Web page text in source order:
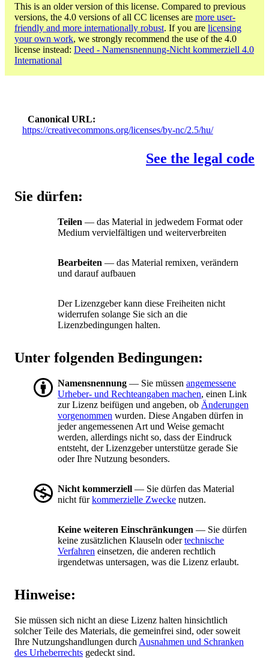
This is an older version of this license. Compared to previous
versions, the 4.0 versions of all CC licenses are more user-
friendly and more internationally robust. If you are licensing
your own work, we strongly recommend the use of the 4.0
license instead: Deed - Namensnennung-Nicht kommerziell 4.0
International
Canonical URL
https://creativecommons.org/licenses/by-nc/2.5/hu/
See the legal code
Sie dürfen:
Teilen — das Material in jedwedem Format oder
Medium vervielfältigen und weiterverbreiten
Bearbeiten — das Material remixen, verändern
und darauf aufbauen
Der Lizenzgeber kann diese Freiheiten nicht
widerrufen solange Sie sich an die
Lizenzbedingungen halten.
Unter folgenden Bedingungen:
Namensnennung — Sie müssen angemessene
Urheber- und Rechteangaben machen, einen Link
zur Lizenz beifügen und angeben, ob Änderungen
vorgenommen wurden. Diese Angaben dürfen in
jeder angemessenen Art und Weise gemacht
werden, allerdings nicht so, dass der Eindruck
entsteht, der Lizenzgeber unterstütze gerade Sie
oder Ihre Nutzung besonders.
Nicht kommerziell — Sie dürfen das Material
nicht fürkommerzielle Zwecke nutzen.
Keine weiteren Einschränkungen — Sie dürfen
keine zusätzlichen Klauseln odertechnische
Verfahren einsetzen, die anderen rechtlich
irgendetwas untersagen, was die Lizenz erlaubt.
Hinweise:
Sie müssen sich nicht an diese Lizenz halten hinsichtlich
solcher Teile des Materials, die gemeinfrei sind, oder soweit
Ihre Nutzungshandlungen durch Ausnahmen und Schranken
des Urheberrechts gedeckt sind.